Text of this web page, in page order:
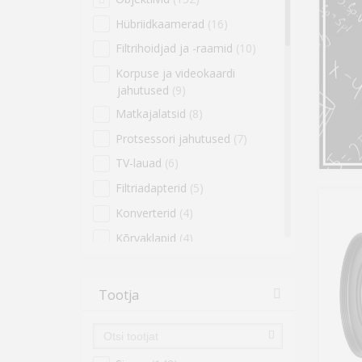
Hübriidkaamerad (16)
Filtrihoidjad ja -raamid (10)
Korpuse ja videokaardi
jahutused (9)
Matkajalatsid (8)
Protsessori jahutused (7)
TV-lauad (6)
Filtriadapterid (5)
Konverterid (4)
Kõrvaklapid (4)
Jalgratta tuled
Tootja